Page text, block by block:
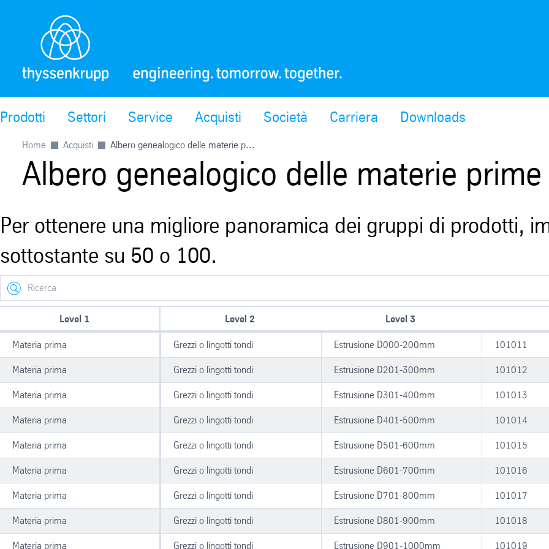
Prodotti Settori Service Acquisti Società Carriera Downloads
Home Acquisti Albero genealogico delle materie p...
Albero genealogico delle materie prime
Per ottenere una migliore panoramica dei gruppi di prodotti,
sottostante su 50 o 100.
Search
Level 1 Level 2 Level 3
Materia prima Grezzi o lingotti tondi Estrusione D000-200mm 101011
Materia prima Grezzi o lingotti tondi Estrusione D201-300mm 101012
Materia prima Grezzi o lingotti tondi Estrusione D301-400mm 101013
Materia prima Grezzi o lingotti tondi Estrusione D401-500mm 101014
Materia prima Grezzi o lingotti tondi Estrusione D501-600mm 101015
Materia prima Grezzi o lingotti tondi Estrusione D601-700mm 101016
Materia prima Grezzi o lingotti tondi Estrusione D701-800mm 101017
Materia prima Grezzi o lingotti tondi Estrusione D801-900mm 101018
Materia prima Grezzi o lingotti tondi Estrusione D901-1000mm 101019